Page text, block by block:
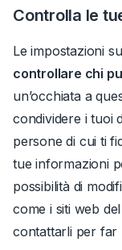
Controlla le
Le impostazioni
controllare chi
un’occhiata a
condividere i tuoi
persone di cui ti
tue informazioni
possibilità di
come i siti web
contattarli per far